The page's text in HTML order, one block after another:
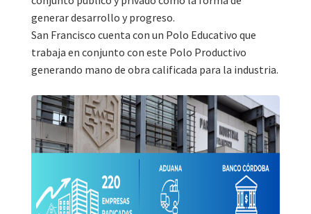
generar desarrollo y progreso.
San Francisco cuenta con un Polo Educativo que
trabaja en conjunto con este Polo Productivo
generando mano de obra calificada para la industria.